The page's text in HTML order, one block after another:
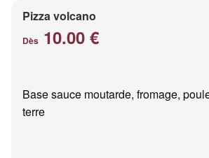
Pizza volcano
Dès 10.00 €
Base sauce moutarde, fromage,
terre